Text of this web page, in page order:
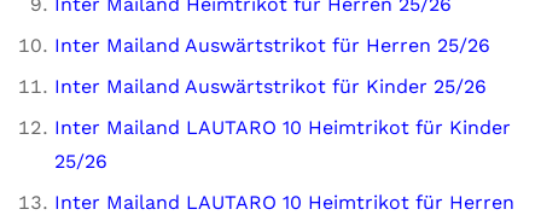
Inter Mailand Auswärtstrikot für Herren 25/26
Inter Mailand Auswärtstrikot für Kinder 25/26
Inter Mailand LAUTARO 10 Heimtrikot für Kinder
25/26
Inter Mailand LAUTARO 10 Heimtrikot für Herren